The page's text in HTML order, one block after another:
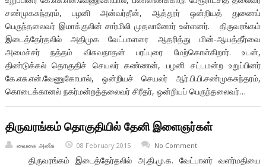
சண்முகசுந்தரம், பழனி அன்வர்தீன், ஆத்தூர் ஒன்றியத் துணைப்
பெருந்தலைவர் இமாக்குலின் சார்மிலி முதலானோர் உள்ளனர். திருவரங்கம்
இடைத்தேர்தலில் அதிமுக வேட்பாளரை ஆதரித்து மின்-ஆயத்தீர்வை
அமைச்சர் நத்தம் விசுவநாதன் பரப்புரை மேற்கொள்கிறார். உடன்,
திண்டுக்கல் தொகுதிச் செயலர் கண்ணன், பழனி சட்டமன்ற உறுப்பினர்
கே.எசு.என்.வேணுகோபால், ஒன்றியச் செயலர் ஆர்.பி.பி.சண்முகசுந்தரம்,
கொடைக்கானல் நகர்மன்றத்தலைவர் சிரீதர், ஒன்றியப் பெருந்தலைவர்…
திருவரங்கம் தொகுதியில் தேனி இளைஞர்கள்
வைகை அனீசு 08 February 2015 No Comment
திருவரங்கம் இடைத்தேர்தலில் அ.தி.மு.க. வேட்பாளர் வளர்மதியை